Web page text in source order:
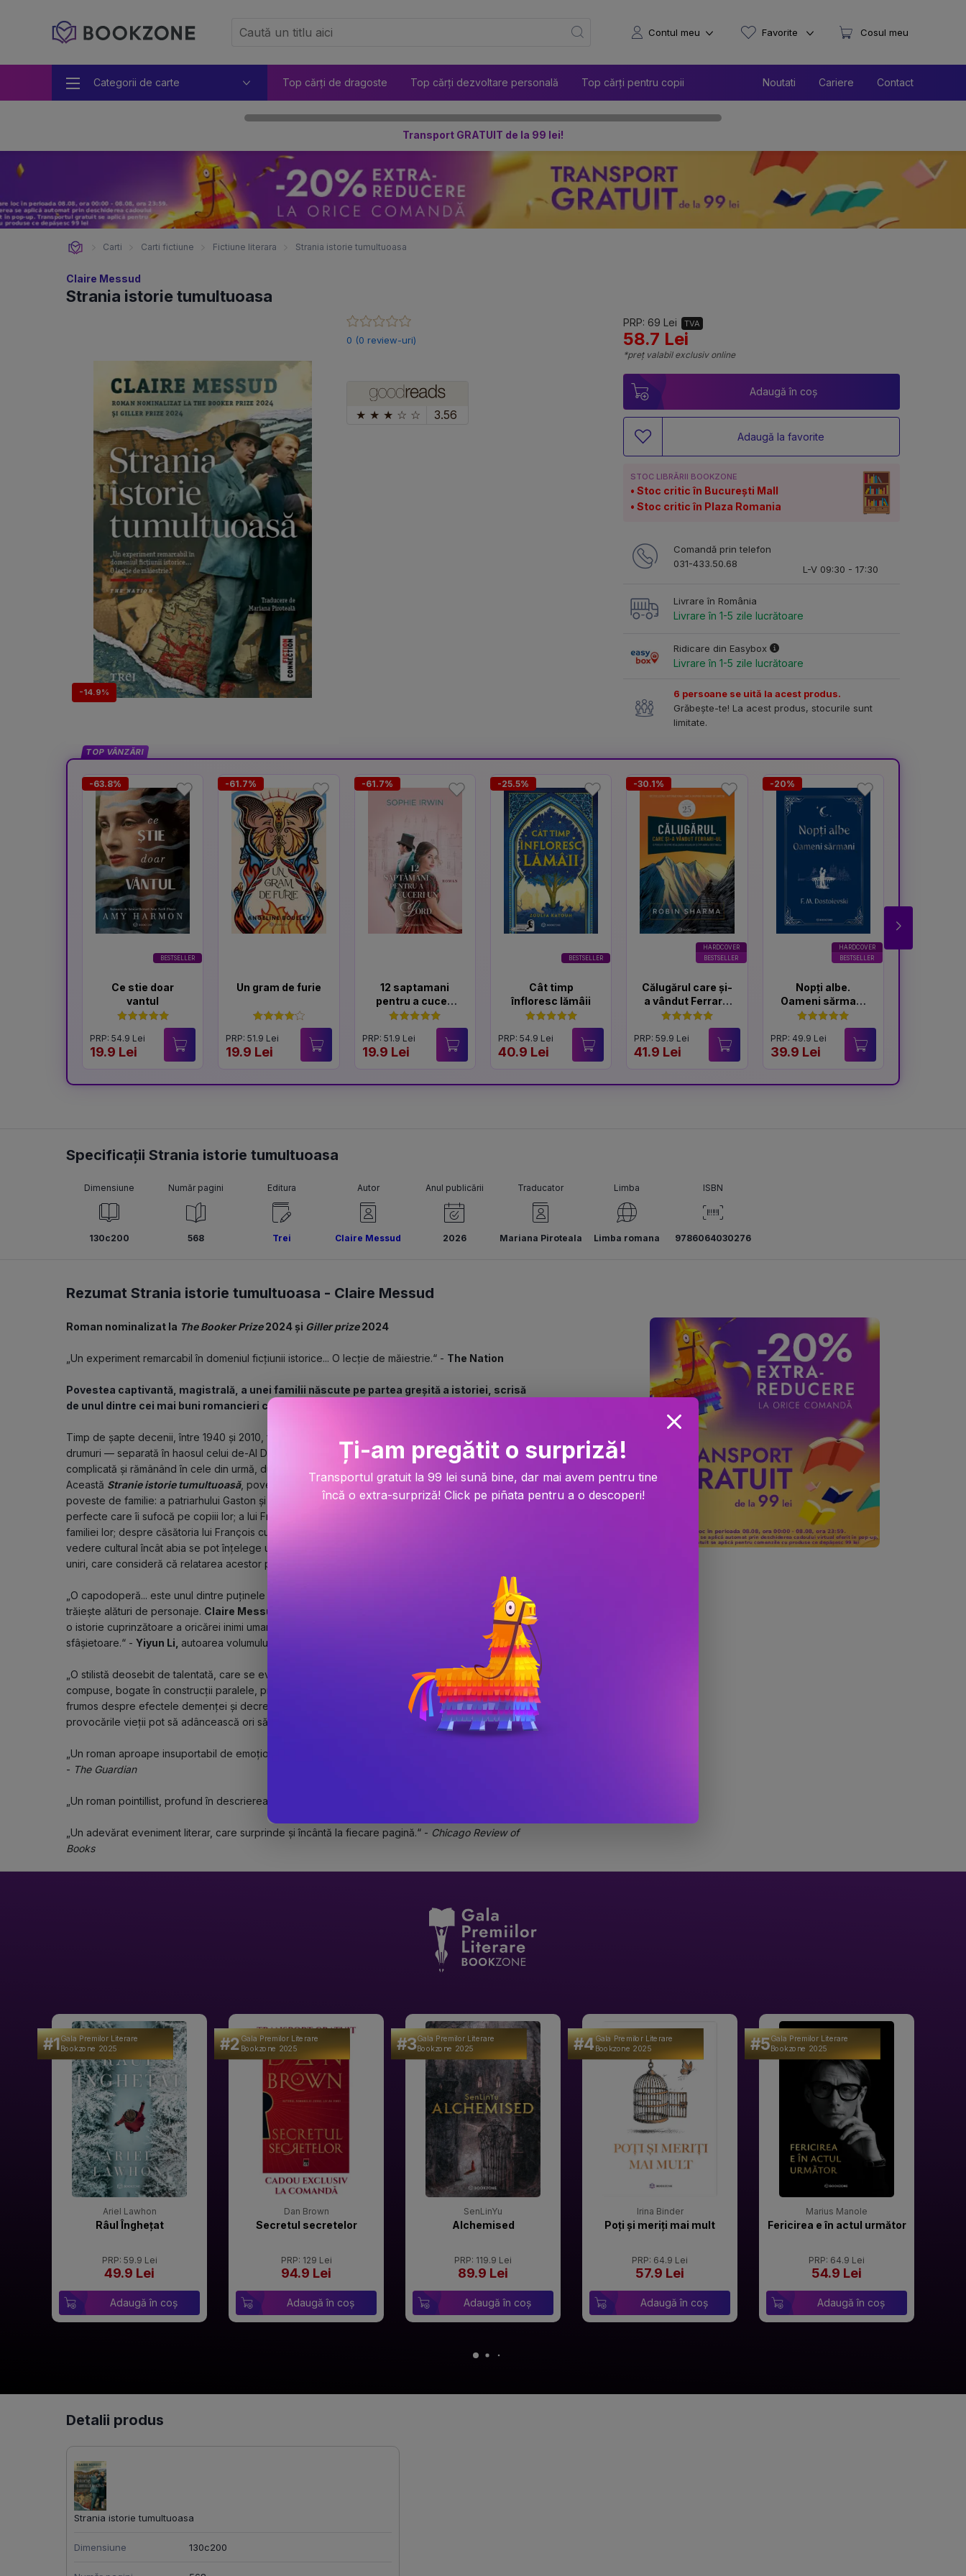
Categorii de carte Top cărți de dragoste Top cărți dezvoltare personală Top cărți pentru copii Noutati Cariere Contact
Contul meu Favorite Cosul meu
Transport GRATUIT de la 99 lei!
Carti Carti fictiune Fictiune literara Strania istorie tumultuoasa
Claire Messud
Strania istorie tumultuoasa
-14.9%
0 (0 review-uri)
PRP: 69 Lei TVA
58.7 Lei
*preț valabil exclusiv online
★ ★ ★ ☆ ☆ 3.56
Adaugă în coș
Adaugă la favorite
STOC LIBRĂRII BOOKZONE
Stoc critic în București Mall
Stoc critic în Plaza Romania
Comandă prin telefon
031-433.50.68
L-V 09:30 - 17:30
Livrare în România
Livrare în 1-5 zile lucrătoare
Ridicare din Easybox
Livrare în 1-5 zile lucrătoare
6 persoane se uită la acest produs.
Grăbește-te! La acest produs, stocurile sunt
limitate.
TOP VÂNZĂRI
BESTSELLER
-63.8%
Ce stie doar
vantul
PRP: 54.9 Lei
19.9 Lei
-61.7%
Un gram de furie
PRP: 51.9 Lei
19.9 Lei
-61.7%
12 saptamani
pentru a cuceri
un Lord
PRP: 51.9 Lei
19.9 Lei
BESTSELLER
-25.5%
Cât timp
înfloresc lămâii
PRP: 54.9 Lei
40.9 Lei
HARDCOVER
BESTSELLER
-30.1%
Călugărul care și-
a vândut Ferrari-
ul
PRP: 59.9 Lei
41.9 Lei
HARDCOVER
BESTSELLER
-20%
Nopți albe.
Oameni sărmani
- ediție
Hardcover 2025
PRP: 49.9 Lei
39.9 Lei
Specificații Strania istorie tumultuoasa
Dimensiune
130c200
Număr pagini
568
Editura
Trei
Autor
Claire Messud
Anul publicării
2026
Traducator
Mariana Piroteala
Limba
Limba romana
ISBN
9786064030276
Rezumat Strania istorie tumultuoasa - Claire Messud
Roman nominalizat la The Booker Prize 2024 și Giller prize 2024
„Un experiment remarcabil în domeniul ficțiunii istorice... O lecție de măiestrie.“ - The Nation
Povestea captivantă, magistrală, a unei familii născute pe partea greșită a istoriei, scrisă
de unul dintre cei mai buni romancieri contemporani.
Timp de șapte decenii, între 1940 și 2010, familia Cassar, de origine franceză, este mereu pe
drumuri — separată în haosul celui de-Al Doilea Război Mondial, fugind dintr-o patrie colonială
complicată și rămânând în cele din urmă, după independența Algeriei, fără o patrie a lor.
Această Stranie istorie tumultuoasă, povestită din perspectivă istorică, e mai presus de toate o
poveste de familie: a patriarhului Gaston și a soției sale Lucienne, învăluiți într-un mit al iubirii
perfecte care îi sufocă pe copiii lor; a lui François și Denise, frați devotați, legați de ciudățenia
familiei lor; despre căsătoria lui François cu Barbara, o femeie atât de diferită din punct de
vedere cultural încât abia se pot înțelege unul pe celălalt; sau despre Chloe, rezultatul acestei
uniri, care consideră că relatarea acestor povești îngropate le va aduce tuturor pacea.
„O capodoperă... este unul dintre puținele romane pe care cititorul nu doar le citește, ci le
trăiește alături de personaje. Claire Messud
este o povestitoare extraordinară, iar romanul său,
o istorie cuprinzătoare a oricărei inimi umane, ne va rămâne în suflet ca o amintire dragă,
sfâșietoare.“ - Yiyun Li, autoarea volumului
„O stilistă deosebit de talentată, care se evidențiază prin utilizarea frazelor lungi, fluide, perfect
compuse, bogate în construcții paralele, probabil o analogie cu fluxul istoriei... Messud scrie
frumos despre efectele demenței și decrepitudinii și despre felul în care, pe neașteptate,
provocările vieții pot să adâncească ori să acopere rupturi emoționale.“ -
Los Angeles Times
„Un roman aproape insuportabil de emoționant, plin de înțelepciune, o proză extraordinară.“
- The Guardian
„Un roman pointillist, profund în descrierea tensiunilor, legăturilor și suferințelor.“ -
„Un adevărat eveniment literar, care surprinde și încântă la fiecare pagină.“ - Chicago Review of
Books
#1Gala Premilor Literare
Bookzone 2025
Ariel Lawhon
Râul Înghețat
PRP: 59.9 Lei
49.9 Lei
Adaugă în coș
#2Gala Premilor Literare
Bookzone 2025
Dan Brown
Secretul secretelor
PRP: 129 Lei
94.9 Lei
Adaugă în coș
#3Gala Premilor Literare
Bookzone 2025
SenLinYu
Alchemised
PRP: 119.9 Lei
89.9 Lei
Adaugă în coș
#4Gala Premilor Literare
Bookzone 2025
Irina Binder
Poți și meriți mai mult
PRP: 64.9 Lei
57.9 Lei
Adaugă în coș
#5Gala Premilor Literare
Bookzone 2025
Marius Manole
Fericirea e în actul următor
PRP: 64.9 Lei
54.9 Lei
Adaugă în coș
Detalii produs
Strania istorie tumultuoasa
Dimensiune 130c200
Ți-am pregătit o surpriză!
Transportul gratuit la 99 lei sună bine, dar mai avem pentru tine
încă o extra-surpriză! Click pe piñata pentru a o descoperi!